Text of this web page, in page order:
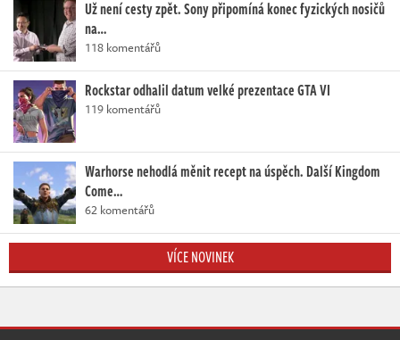
Už není cesty zpět. Sony připomíná konec fyzických nosičů
na…
118 komentářů
Rockstar odhalil datum velké prezentace GTA VI
119 komentářů
Warhorse nehodlá měnit recept na úspěch. Další Kingdom
Come…
62 komentářů
VÍCE NOVINEK